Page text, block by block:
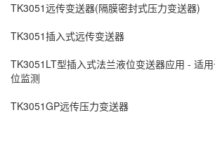
TK3051远传变送器(隔膜密封式压力变送器)
TK3051插入式远传变送器
TK3051LT型插入式法兰液位变送器应用 - 适
位监测
TK3051GP远传压力变送器